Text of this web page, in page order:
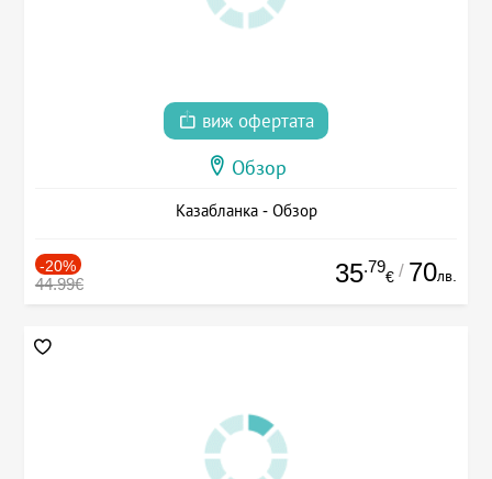
виж офертата
Обзор
Казабланка - Обзор
-20%
44.99€ 35.79
€ / 70лв.